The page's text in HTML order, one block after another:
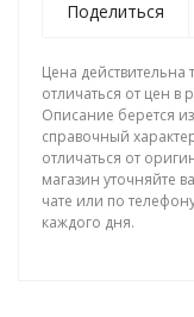
Поделиться
Цена
отличаться от цен в
Описание берется
справочный
отличаться от
магазин уточняйте
чате или по
каждого дня.